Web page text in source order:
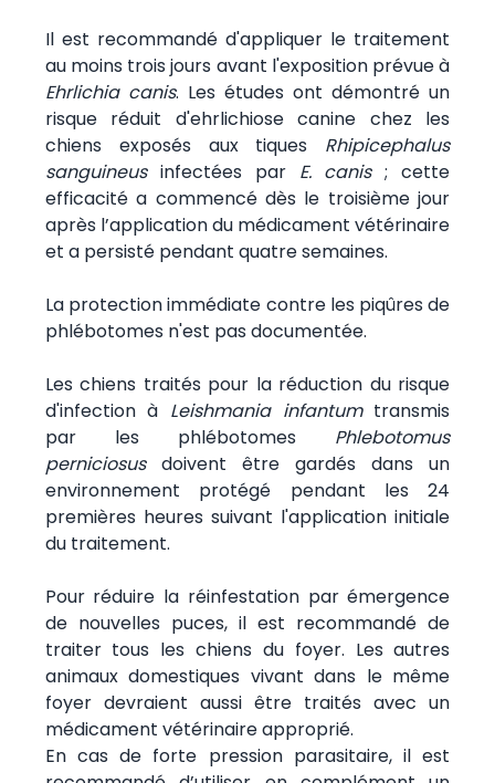
Il est recommandé d'appliquer le traitement
au moins trois jours avant l'exposition prévue à
Ehrlichia canis. Les études ont démontré un
risque réduit d'ehrlichiose canine chez les
chiens exposés aux tiques Rhipicephalus
sanguineusinfectées par E. canis; cette
efficacité a commencé dès le troisième jour
après l’application du médicament vétérinaire
et a persisté pendant quatre semaines.
La protection immédiate contre les piqûres de
phlébotomes n'est pas documentée.
Les chiens traités pour la réduction du risque
d'infection à Leishmania infantumtransmis
par les phlébotomes Phlebotomus
perniciosusdoivent être gardés dans un
environnement protégé pendant les 24
premières heures suivant l'application initiale
du traitement.
Pour réduire la réinfestation par émergence
de nouvelles puces, il est recommandé de
traiter tous les chiens du foyer. Les autres
animaux domestiques vivant dans le même
foyer devraient aussi être traités avec un
médicament vétérinaire approprié.
En cas de forte pression parasitaire, il est